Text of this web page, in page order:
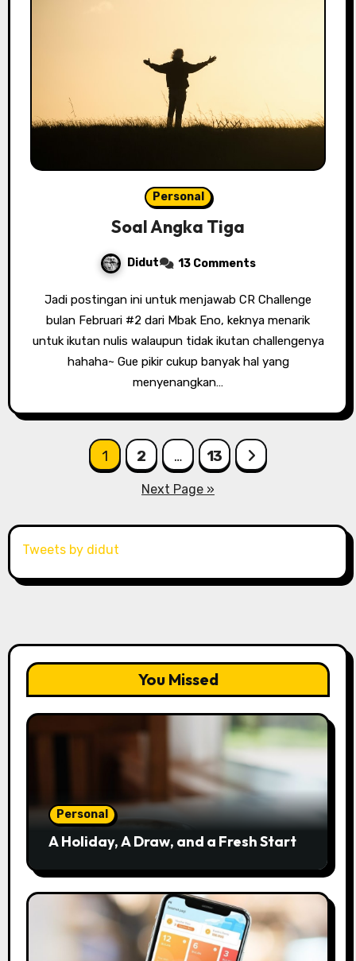
Personal
Soal Angka Tiga
Didut 13 Comments
Jadi postingan ini untuk menjawab CR Challenge
bulan Februari #2 dari Mbak Eno, keknya menarik
untuk ikutan nulis walaupun tidak ikutan challengenya
hahaha~ Gue pikir cukup banyak hal yang
menyenangkan…
1 2 … 13
Next Page »
Tweets by didut
You Missed
Personal
A Holiday, A Draw, and a Fresh Start